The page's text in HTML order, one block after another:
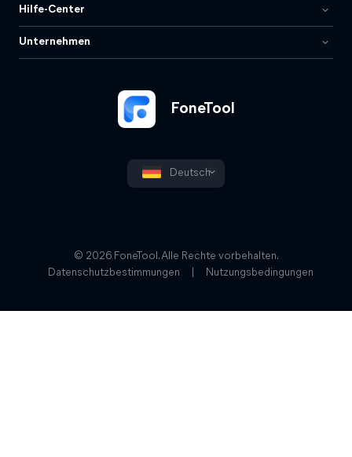
FoneTool
Deutsch
Hilfe-Center
Unternehmen
© 2026 FoneTool. Alle Rechte vorbehalten.
Datenschutzbestimmungen
Nutzungsbedingungen